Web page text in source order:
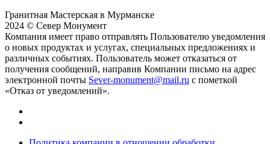
Гранитная Мастерская в Мурманске
2024 © Север Монумент
Компания имеет право отправлять Пользователю уведомления
о новых продуктах и услугах, специальных предложениях и
различных событиях. Пользователь может отказаться от
получения сообщений, направив Компании письмо на адрес
электронной почты Sever-monument@mail.ru с пометкой
«Отказ от уведомлений».